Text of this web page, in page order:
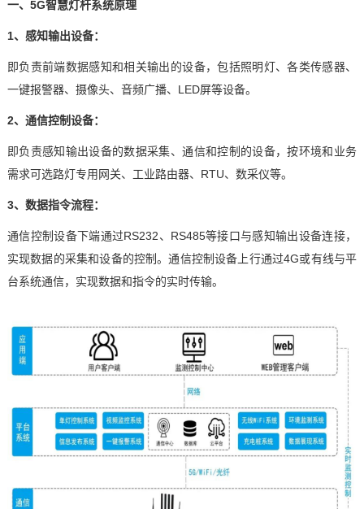
一、 5G智慧灯杆系统原理
1、感知输出设备：
即负责前端数据感知和相关输出的设备，包括照明灯、各类传感器、
一键报警器、 摄像头、 音频广播、 LED屏等设备。
2、通信控制设备：
即负责感知输出设备的数据采集、通信和控制的设备，按环境和业务
需求可选路灯专用网关、工业路由器、 RTU、数采仪等。
3、数据指令流程：
通信控制设备下端通过RS232、RS485等接口与感知输出设备连接，
实现数据的采集和设备的控制。通信控制设备上行通过4G或有线与平
台系统通信，实现数据和指令的实时传输。